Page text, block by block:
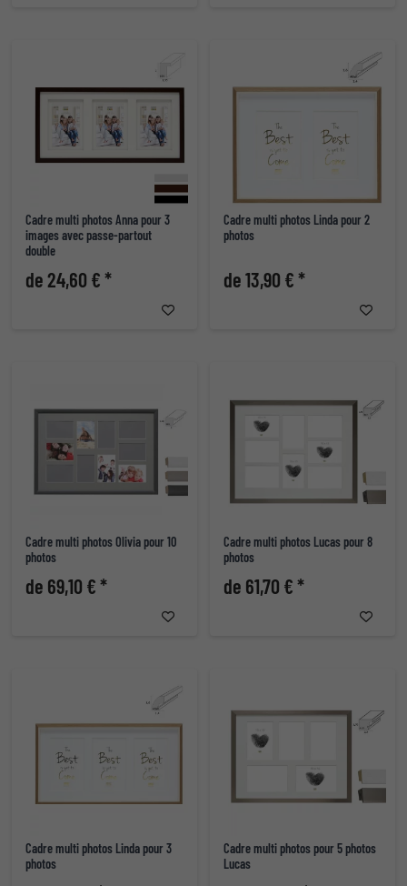
Cadre multi photos Anna pour 3
images avec passe-partout
double
de 24,60 € *
Cadre multi photos Linda pour 2
photos
de 13,90 € *
Cadre multi photos Olivia pour 10
photos
de 69,10 € *
Cadre multi photos Lucas pour 8
photos
de 61,70 € *
Cadre multi photos Linda pour 3
photos
Cadre multi photos pour 5 photos
Lucas